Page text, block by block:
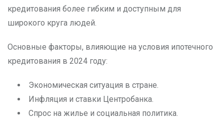
кредитования более гибким и доступным для
широкого круга людей.
Основные факторы, влияющие на условия ипотечного
кредитования в 2024 году:
Экономическая ситуация в стране.
Инфляция и ставки Центробанка.
Спрос на жилье и социальная политика.